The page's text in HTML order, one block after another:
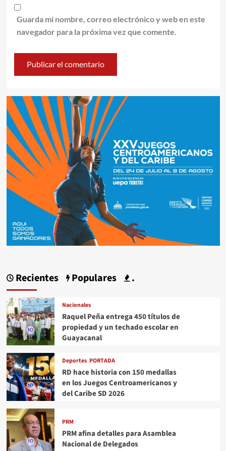
Guarda mi nombre, correo electrónico y web en este
navegador para la próxima vez que comente.
Recientes Populares .
Nacionales
Raquel Peña entrega 450 títulos de
propiedad y un techado escolar en
Guayacanal
Deportes PORTADA
RD hace historia con 150 medallas
en los Juegos Centroamericanos y
del Caribe SD 2026
PRM
PRM afina detalles para Asamblea
Nacional de Delegados